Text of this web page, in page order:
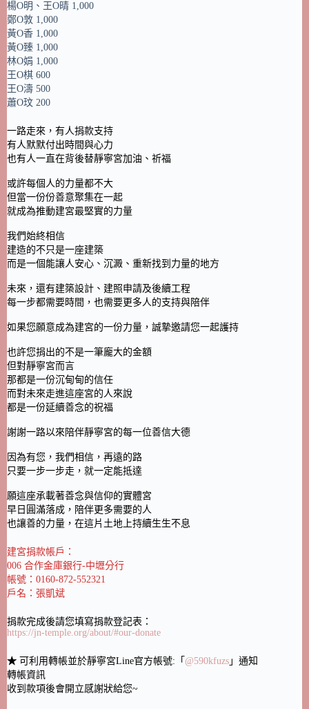
楊O明、王O晴 1,000
鄭O敦 1,000
黃O香 1,000
黃O臻 1,000
林O娟 1,000
王O棋 600
王O濤 500
蕭O玟 200
一路走來，有人捐款支持
有人默默付出時間與心力
也有人一直在背後替靜寧宮加油、祈福
或許每個人的力量都不大
但當一份份善意聚集在一起
就成為推動建宮最堅實的力量
我們始終相信
建造的不只是一座建築
而是一個能讓人安心、沉澱、重新找到力量的地方
未來，還有建築設計、建照申請及後續工程
每一步都需要時間，也需要更多人的支持與陪伴
如果您願意成為建宮的一份力量，誠摯邀請您一起護持
也許您捐出的不是一筆龐大的金額
但對靜寧宮而言
那都是一份沉甸甸的信任
而對未來走進這座宮的人來說
都是一份延續善念的祝福
謝謝一路以來陪伴靜寧宮的每一位善信大德
因為有您，我們相信，再遠的路
只要一步一步走，就一定能抵達
願這座承載著善念與信仰的實體宮
早日圓滿落成，陪伴更多需要的人
也讓善的力量，在這片土地上持續生生不息
建宮捐款帳戶：
006 合作金庫銀行-中壢分行
帳號：0160-872-552321
戶名：張凱斌
捐款完成後請您填寫捐款登記表：
https://jn-temple.org/about/#our-donate
★ 可利用轉帳並於靜寧宮Line官方帳號:「 @590kfuzs 」通知
轉帳資訊
收到款項後會開立感謝狀給您~